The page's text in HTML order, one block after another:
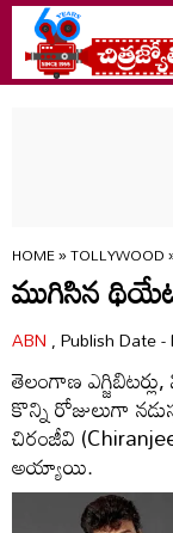
HOME»TOLLYWOOD
ముగిసిన
ABN, Publish Date
తెలంగాణ
కొన్ని రోజులుగా
చిరంజీవి
అయ్యాయి.